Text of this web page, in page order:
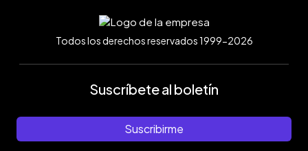
Todos los derechos reservados 1999-2026
Suscríbete al boletín
Suscribirme